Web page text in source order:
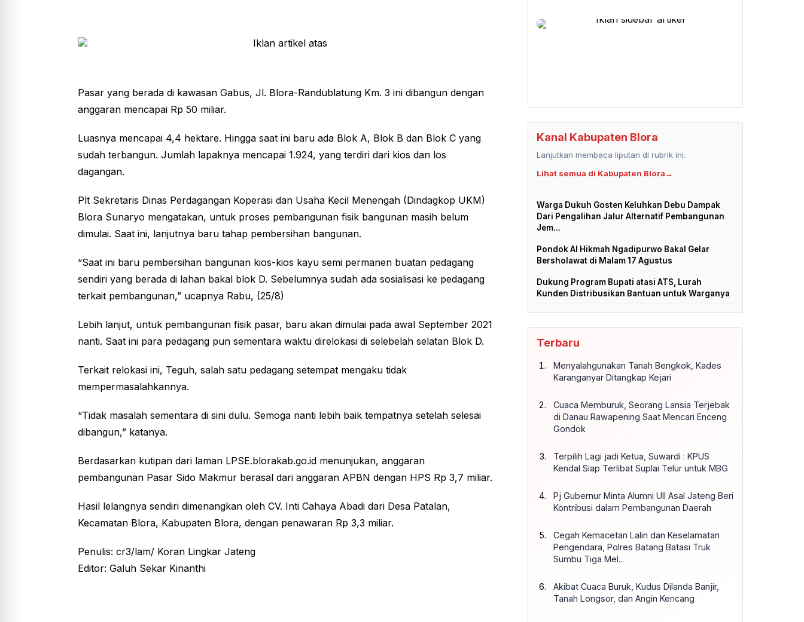
Pasar yang berada di kawasan Gabus, Jl. Blora-Randublatung Km. 3 ini dibangun dengan
anggaran mencapai Rp 50 miliar.
Luasnya mencapai 4,4 hektare. Hingga saat ini baru ada Blok A, Blok B dan Blok C yang
sudah terbangun. Jumlah lapaknya mencapai 1.924, yang terdiri dari kios dan los
dagangan.
Plt Sekretaris Dinas Perdagangan Koperasi dan Usaha Kecil Menengah (Dindagkop UKM)
Blora Sunaryo mengatakan, untuk proses pembangunan fisik bangunan masih belum
dimulai. Saat ini, lanjutnya baru tahap pembersihan bangunan.
“Saat ini baru pembersihan bangunan kios-kios kayu semi permanen buatan pedagang
sendiri yang berada di lahan bakal blok D. Sebelumnya sudah ada sosialisasi ke pedagang
terkait pembangunan,” ucapnya Rabu, (25/8)
Lebih lanjut, untuk pembangunan fisik pasar, baru akan dimulai pada awal September 2021
nanti. Saat ini para pedagang pun sementara waktu direlokasi di selebelah selatan Blok D.
Terkait relokasi ini, Teguh, salah satu pedagang setempat mengaku tidak
mempermasalahkannya.
“Tidak masalah sementara di sini dulu. Semoga nanti lebih baik tempatnya setelah selesai
dibangun,” katanya.
Berdasarkan kutipan dari laman LPSE.blorakab.go.id menunjukan, anggaran
pembangunan Pasar Sido Makmur berasal dari anggaran APBN dengan HPS Rp 3,7 miliar.
Hasil lelangnya sendiri dimenangkan oleh CV. Inti Cahaya Abadi dari Desa Patalan,
Kecamatan Blora, Kabupaten Blora, dengan penawaran Rp 3,3 miliar.
Penulis: cr3/lam/ Koran Lingkar Jateng
Editor: Galuh Sekar Kinanthi
Kanal Kabupaten Blora
Lanjutkan membaca liputan di rubrik ini.
Lihat semua di Kabupaten Blora→
Warga Dukuh Gosten Keluhkan Debu Dampak
Dari Pengalihan Jalur Alternatif Pembangunan
Jem...
Pondok Al Hikmah Ngadipurwo Bakal Gelar
Bersholawat di Malam 17 Agustus
Dukung Program Bupati atasi ATS, Lurah
Kunden Distribusikan Bantuan untuk Warganya
Terbaru
Menyalahgunakan Tanah Bengkok, Kades
Karanganyar Ditangkap Kejari
Cuaca Memburuk, Seorang Lansia Terjebak
di Danau Rawapening Saat Mencari Enceng
Gondok
Terpilih Lagi jadi Ketua, Suwardi : KPUS
Kendal Siap Terlibat Suplai Telur untuk MBG
Pj Gubernur Minta Alumni UII Asal Jateng Beri
Kontribusi dalam Pembangunan Daerah
Cegah Kemacetan Lalin dan Keselamatan
Pengendara, Polres Batang Batasi Truk
Sumbu Tiga Mel...
Akibat Cuaca Buruk, Kudus Dilanda Banjir,
Tanah Longsor, dan Angin Kencang